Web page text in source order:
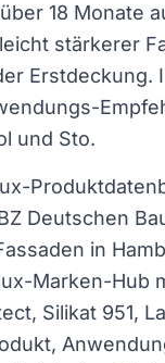
18 Monate
stärkerer
Erstdeckung.
und Sto.
Deutschen
in
Marken-Hub
Silikat 951,